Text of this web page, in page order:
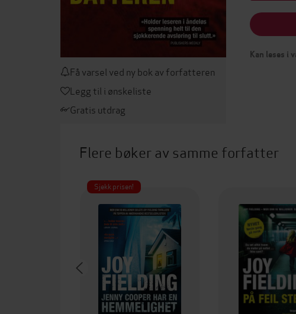
Få varsel ved ny bok av forfatteren
Legg til i ønskeliste
Gratis utdrag
Kan leses i
Flere bøker av samme forfatter
Sjekk prisen!